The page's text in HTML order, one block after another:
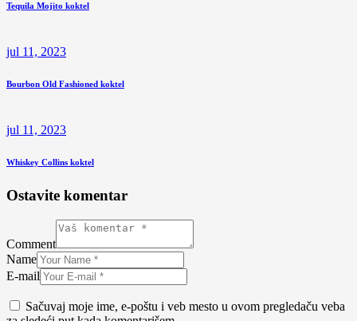
Tequila Mojito koktel
jul 11, 2023
Bourbon Old Fashioned koktel
jul 11, 2023
Whiskey Collins koktel
Ostavite komentar
Comment
Name
E-mail
Sačuvaj moje ime, e-poštu i veb mesto u ovom pregledaču veba